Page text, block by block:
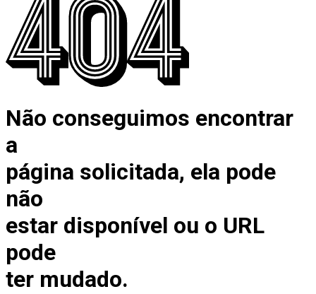
Não conseguimos encontrar
a
página solicitada, ela pode
não
estar disponível ou o URL
pode
ter mudado.